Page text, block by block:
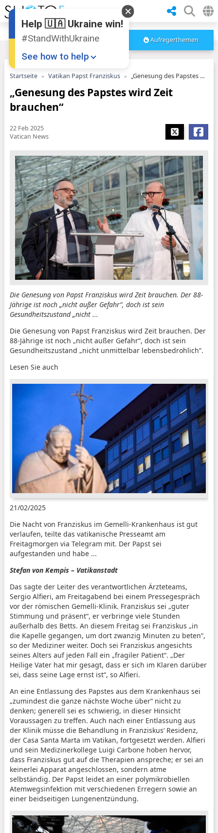
Aufregerthemen
Startseite Vatikan Papst Franziskus „Genesung des Papstes wird Zeit brauchen“
„Genesung des Papstes wird Zeit
brauchen“
22 Feb 2025
Vatican News
Die Genesung von Papst Franziskus wird Zeit brauchen. Der 88-
Jährige ist noch „nicht außer Gefahr“, doch ist sein
Gesundheitszustand „nicht ...
Die Genesung von Papst Franziskus wird Zeit brauchen. Der
88-Jährige ist noch „nicht außer Gefahr“, doch ist sein
Gesundheitszustand „nicht unmittelbar lebensbedrohlich“.
Lesen Sie auch
21/02/2025
Die Nacht von Franziskus im Gemelli-Krankenhaus ist gut
verlaufen, teilte das vatikanische Presseamt am
Freitagmorgen via Telegram mit. Der Papst sei
aufgestanden und habe ...
Stefan von Kempis – Vatikanstadt
Das sagte der Leiter des verantwortlichen Ärzteteams,
Sergio Alfieri, am Freitagabend bei einem Pressegespräch
vor der römischen Gemelli-Klinik. Franziskus sei „guter
Stimmung und präsent“, er verbringe viele Stunden
außerhalb des Betts. An diesem Freitag sei Franziskus „in
die Kapelle gegangen, um dort zwanzig Minuten zu beten“,
so der Mediziner weiter. Doch sei Franziskus angesichts
seines Alters auf jeden Fall ein „fragiler Patient“. „Der
Heilige Vater hat mir gesagt, dass er sich im Klaren darüber
sei, dass seine Lage ernst ist“, so Alfieri.
An eine Entlassung des Papstes aus dem Krankenhaus sei
„zumindest die ganze nächste Woche über“ nicht zu
denken; generell sei es schwierig, in dieser Hinsicht
Voraussagen zu treffen. Auch nach einer Entlassung aus
der Klinik müsse die Behandlung in Franziskus‘ Residenz,
der Casa Santa Marta im Vatikan, fortgesetzt werden. Alfieri
und sein Medizinerkollege Luigi Carbone hoben hervor,
dass Franziskus gut auf die Therapien anspreche; er sei an
keinerlei Apparat angeschlossen, sondern atme
selbständig. Der Papst leidet an einer polymikrobiellen
Atemwegsinfektion mit verschiedenen Erregern sowie an
einer beidseitigen Lungenentzündung.
Help 🇺🇦 Ukraine win!
#StandWithUkraine
See how to help
Support Ukraine
❤
Share this widget
📌